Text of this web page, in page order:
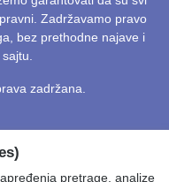
Zadržavamo pravo
bez prethodne najave i
zadržana.
pretrage, analize